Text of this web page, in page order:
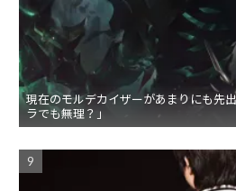
現在のモルデカイザーがあまりにも先
ラでも無理？」